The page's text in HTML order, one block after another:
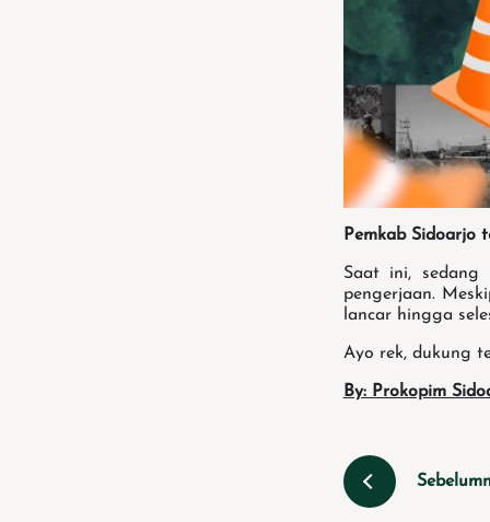
Pemkab Sidoarjo
Saat ini, sedang
pengerjaan.
lancar hingga
Ayo rek, dukung
By: Prokopim